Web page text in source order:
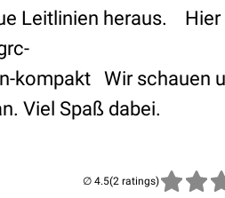
Leitlinien heraus. Hier
kompakt Wir schauen
Viel Spaß dabei.
(2 ratings)